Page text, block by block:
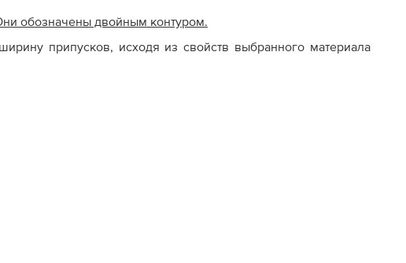
обозначены двойным контуром.
припусков, исходя из свойств выбранного материала